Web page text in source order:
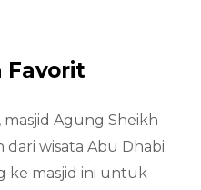
Favorit
Agung Sheikh
wisata Abu Dhabi.
ke masjid ini untuk